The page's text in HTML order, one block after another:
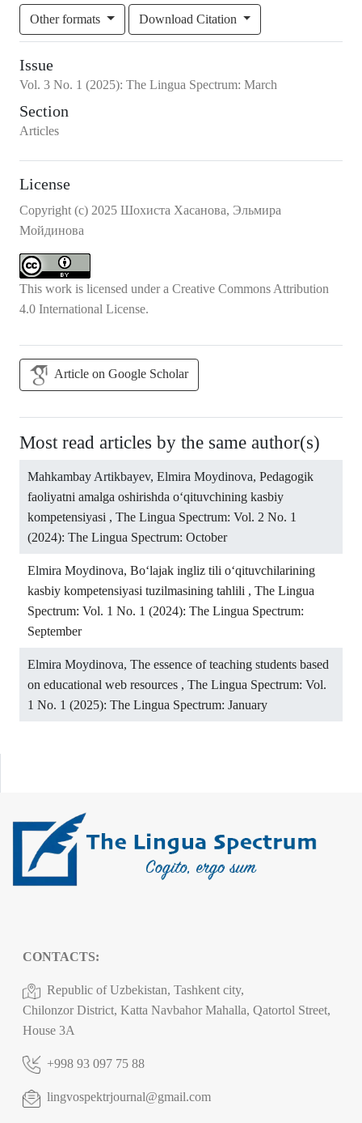
Other formats Download Citation
Issue
Vol. 3 No. 1 (2025): The Lingua Spectrum: March
Section
Articles
License
Copyright (c) 2025 Шохиста Хасанова, Эльмира
Мойдинова
This work is licensed under a Creative Commons Attribution
4.0 International License.
Article on Google Scholar
Most read articles by the same author(s)
Mahkambay Artikbayev, Elmira Moydinova, Pedagogik
faoliyatni amalga oshirishda o‘qituvchining kasbiy
kompetensiyasi , The Lingua Spectrum: Vol. 2 No. 1
(2024): The Lingua Spectrum: October
Elmira Moydinova, Bo‘lajak ingliz tili o‘qituvchilarining
kasbiy kompetensiyasi tuzilmasining tahlili , The Lingua
Spectrum: Vol. 1 No. 1 (2024): The Lingua Spectrum:
September
Elmira Moydinova, The essence of teaching students based
on educational web resources , The Lingua Spectrum: Vol.
1 No. 1 (2025): The Lingua Spectrum: January
CONTACTS:
Republic of Uzbekistan, Tashkent city,
Chilonzor District, Katta Navbahor Mahalla, Qatortol Street,
House 3A
+998 93 097 75 88
lingvospektrjournal@gmail.com